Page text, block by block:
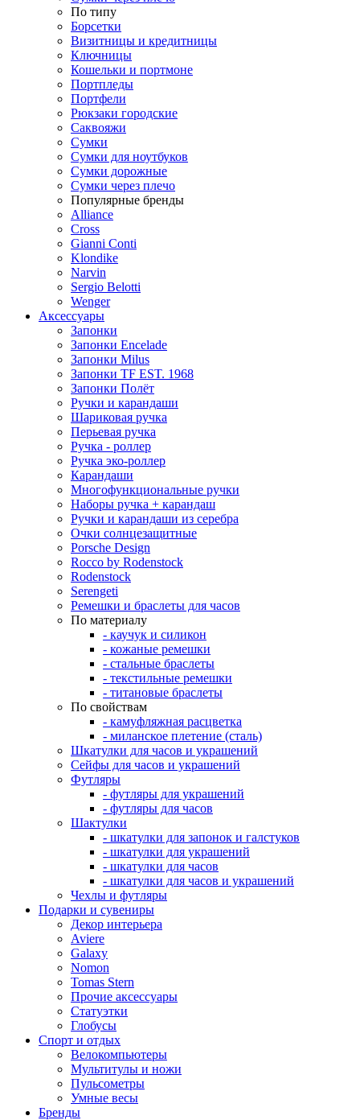
По типу
Борсетки
Визитницы и кредитницы
Ключницы
Кошельки и портмоне
Портпледы
Портфели
Рюкзаки городские
Саквояжи
Сумки
Сумки для ноутбуков
Сумки дорожные
Сумки через плечо
Популярные бренды
Alliance
Cross
Gianni Conti
Klondike
Narvin
Sergio Belotti
Wenger
Аксессуары
Запонки
Запонки Encelade
Запонки Milus
Запонки TF EST. 1968
Запонки Полёт
Ручки и карандаши
Шариковая ручка
Перьевая ручка
Ручка - роллер
Ручка эко-роллер
Карандаши
Многофункциональные ручки
Наборы ручка + карандаш
Ручки и карандаши из серебра
Очки солнцезащитные
Porsche Design
Rocco by Rodenstock
Rodenstock
Serengeti
Ремешки и браслеты для часов
По материалу
- каучук и силикон
- кожаные ремешки
- стальные браслеты
- текстильные ремешки
- титановые браслеты
По свойствам
- камуфляжная расцветка
- миланское плетение (сталь)
Шкатулки для часов и украшений
Сейфы для часов и украшений
Футляры
- футляры для украшений
- футляры для часов
Шактулки
- шкатулки для запонок и галстуков
- шкатулки для украшений
- шкатулки для часов
- шкатулки для часов и украшений
Чехлы и футляры
Подарки и сувениры
Декор интерьера
Aviere
Galaxy
Nomon
Tomas Stern
Прочие аксессуары
Статуэтки
Глобусы
Спорт и отдых
Велокомпьютеры
Мультитулы и ножи
Пульсометры
Умные весы
Бренды